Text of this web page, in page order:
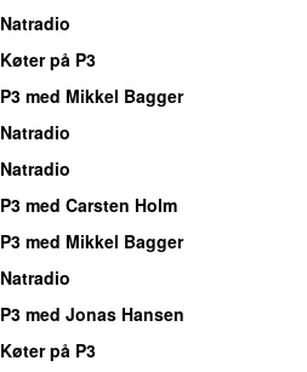
Natradio
Køter på P3
P3 med Mikkel Bagger
Natradio
Natradio
P3 med Carsten Holm
P3 med Mikkel Bagger
Natradio
P3 med Jonas Hansen
Køter på P3